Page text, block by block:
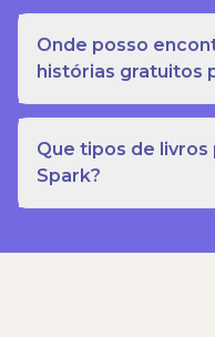
Onde posso
histórias gratuitos
Que tipos de
Spark?